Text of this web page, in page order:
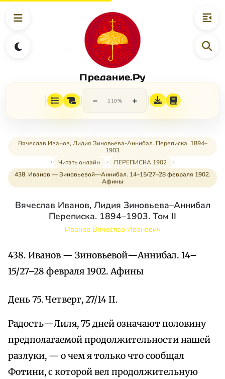
Предание.Ру
− 110% +
Вячеслав Иванов, Лидия Зиновьева-Аннибал. Переписка. 1894–
1903
Читать онлайн
ПЕРЕПИСКА 1902
438. Иванов — Зиновьевой—Аннибал. 14–15/27–28 февраля 1902.
Афины
Вячеслав Иванов, Лидия Зиновьева–Аннибал
Переписка. 1894–1903. Том II
Иванов Вячеслав Иванович
438. Иванов — Зиновьевой—Аннибал. 14–
15/27–28 февраля 1902. Афины
День 75. Четверг, 27/14 II.
Радость—Лиля, 75 дней означают половину
предполагаемой продолжительности нашей
разлуки, — о чем я только что сообщал
Фотини, с которой вел продолжительную